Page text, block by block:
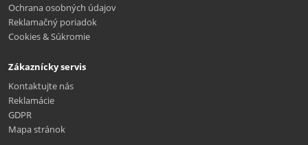
Ochrana osobných údajov
Reklamačný poriadok
Cookies & Súkromie
Zákaznícky servis
Kontaktujte nás
Reklamácie
GDPR
Mapa stránok